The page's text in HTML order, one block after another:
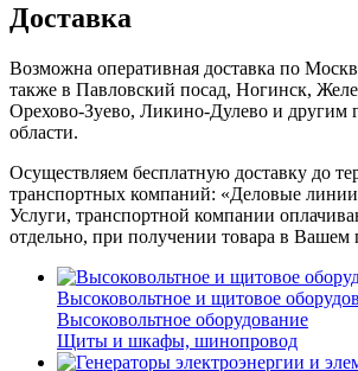
Доставка
Возможна оперативная доставка по
также в Павловский посад, Ногинск,
Орехово-Зуево, Ликино-Дулево и другим
области.
Осуществляем бесплатную доставку до
транспортных компаний: «Деловые
Услуги, транспортной компании
отдельно, при получении товара в Вашем
Высоковольтное и щитовое
Высоковольтное оборудование
Щиты и шкафы, шинопровод